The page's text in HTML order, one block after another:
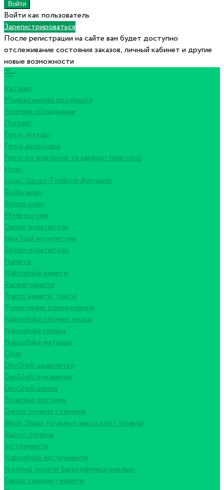
Войти как пользователь
Зарегистрироваться
После регистрации на сайте вам будет доступно
отслеживание состояния заказов, личный кабинет и другие
новые возможности
Каталог
Маркетингова продукція
Торгове обладнання
Ліхтарі
Fenix ліхтарі
Fenix аксесуари
Fenix ел живлення та зарядні пристрої
Ножі
Ножі Ganzo-Firebird-Adimanti
Ruike ножі
Roxon ножi
Мультитули
Ganzo мультитули
NexTool мультитули
Roxon мультитули
Намети
Naturehike намети
Ranger намети
Tramp намети, тенти
Туристичне спорядження
Naturehike спальні мішки
Naturehike гамаки
Naturehike матраци
Одяг
DexShell шкарпетки
DexShell рукавички
DexShell шапки
Точильні системи
Ganzo точила і каміння
Work Sharp точильні верстати і точила
Ruixin точила
Інструменти
Naturehike інструменти
Nextool лопати багатофункціональні
Ganzo сокири і мачете